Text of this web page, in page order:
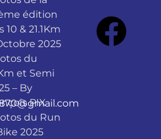
édition
10 & 21.1Km
2025
du
et Semi
– By
PIX
du Run
2025